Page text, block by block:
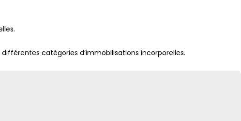
catégories d’immobilisations incorporelles.